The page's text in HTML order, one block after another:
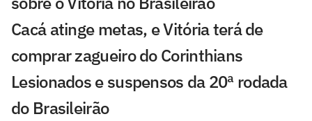
Cacá atinge metas, e Vitória terá de
comprar zagueiro do Corinthians
Lesionados e suspensos da 20ª rodada
do Brasileirão